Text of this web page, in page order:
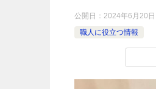
公開日： 2024年6月20日
職人に役立つ情報